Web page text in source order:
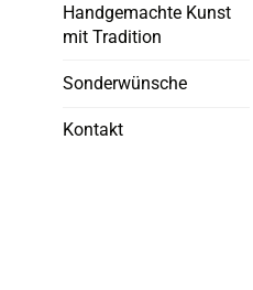
Handgemachte Kunst
mit Tradition
Sonderwünsche
Kontakt